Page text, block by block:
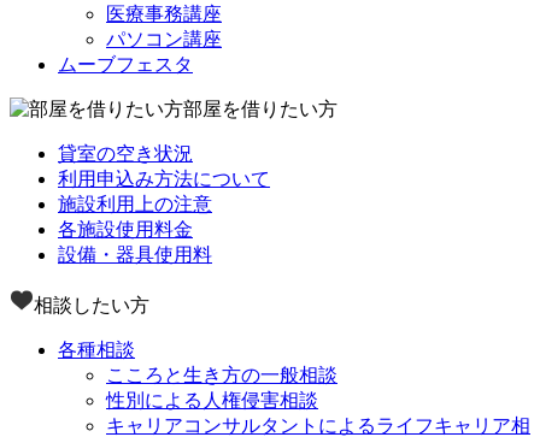
医療事務講座
パソコン講座
ムーブフェスタ
部屋を借りたい方
貸室の空き状況
利用申込み方法について
施設利用上の注意
各施設使用料金
設備・器具使用料
相談したい方
各種相談
こころと生き方の一般相談
性別による人権侵害相談
キャリアコンサルタントによるライフキャリア相